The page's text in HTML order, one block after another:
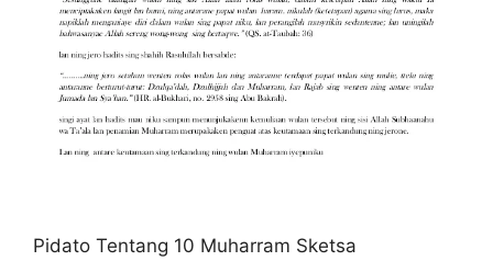
Pidato Tentang 10 Muharram Sketsa